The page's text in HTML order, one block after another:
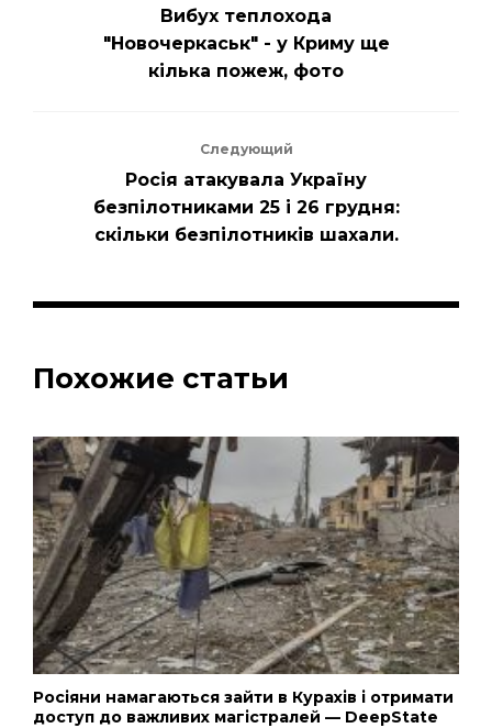
Вибух теплохода
"Новочеркаськ" - у Криму ще
кілька пожеж, фото
Следующий
Росія атакувала Україну
безпілотниками 25 і 26 грудня:
скільки безпілотників шахали.
Похожие статьи
Росіяни намагаються зайти в Курахів і отримати
доступ до важливих магістралей — DeepState